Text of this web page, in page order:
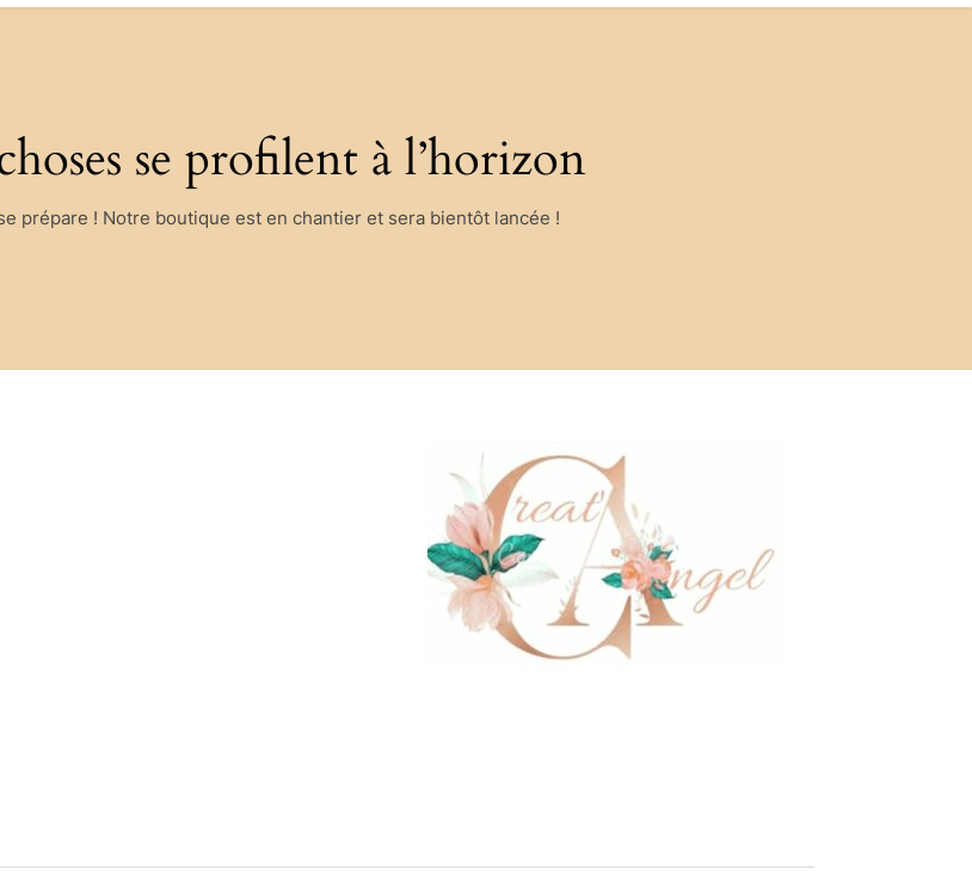
se profilent à l’horizon
prépare ! Notre boutique est en chantier et sera bientôt lancée !